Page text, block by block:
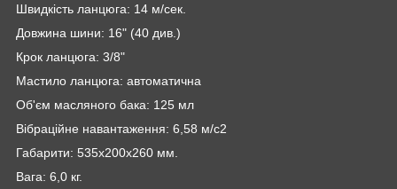
Швидкість ланцюга: 14 м/сек.
Довжина шини: 16" (40 див.)
Крок ланцюга: 3/8"
Мастило ланцюга: автоматична
Об'єм масляного бака: 125 мл
Вібраційне навантаження: 6,58 м/с2
Габарити: 535х200х260 мм.
Вага: 6,0 кг.